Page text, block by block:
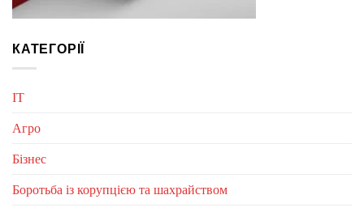
КАТЕГОРІЇ
IT
Агро
Бізнес
Боротьба із корупцією та шахрайством